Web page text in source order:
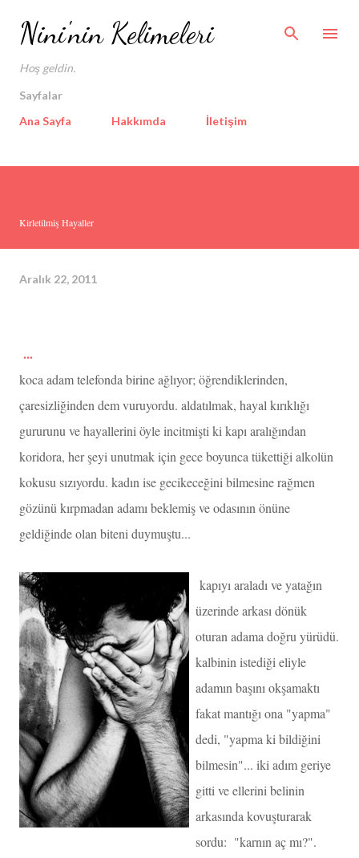
Ana içeriğe atla
Nini'nin Kelimeleri
Hoş geldin.
Sayfalar
Ana Sayfa
Hakkımda İletişim
Kirletilmiş Hayaller
Aralık 22, 2011
...
koca adam telefonda birine ağlıyor; öğrendiklerinden,
çaresizliğinden dem vuruyordu. aldatılmak, hayal kırıklığı
gururunu ve hayallerini öyle incitmişti ki kapı aralığından
koridora, her şeyi unutmak için gece boyunca tükettiği alkolün
kokusu sızıyordu. kadın ise gecikeceğini bilmesine rağmen
gözünü kırpmadan adamı beklemiş ve odasının önüne
geldiğinde olan biteni duymuştu...
kapıyı araladı ve yatağın
üzerinde arkası dönük
oturan adama doğru yürüdü.
kalbinin istediği eliyle
adamın başını okşamaktı
fakat mantığı ona "yapma"
dedi, "yapma ki bildiğini
bilmesin"... iki adım geriye
gitti ve ellerini belinin
arkasında kovuşturarak
sordu: "karnın aç mı?".